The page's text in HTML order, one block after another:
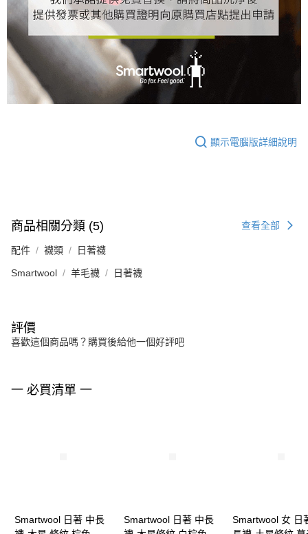
顯示電腦版詳細說明
商品相關分類 (5) 查看全部
配件 襪類 日著襪
Smartwool 羊毛襪 日著襪
評價
喜歡這個商品嗎？購買後給他一個好評吧
一 必買清單 一
Smartwool 日著 中長
Smartwool 日著 中長
Smartwool 女 日